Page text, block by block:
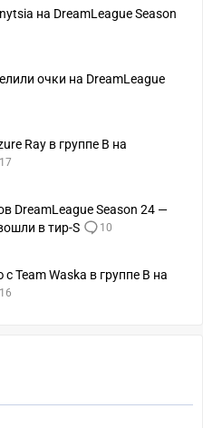
на DreamLeague Season
очки на DreamLeague
Ray в группе B на
17
DreamLeague Season 24 —
в тир-S
10
Team Waska в группе В на
16